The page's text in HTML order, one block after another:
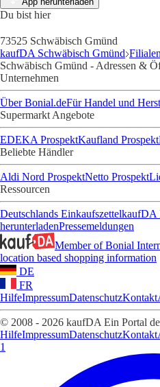
Du bist hier
73525 Schwäbisch Gmünd
kaufDA Schwäbisch Gmünd Filialen
Schwäbisch Gmünd - Adressen &
Unternehmen
Über Bonial.deFür Handel und
Supermarkt Angebote
EDEKA ProspektKaufland Prospekt
Beliebte Händler
Aldi Nord ProspektNetto Prospekt
Ressourcen
Deutschlands EinkaufszettelkaufDA
herunterladenPressemeldungen
Member of Bonial
location based shopping information
DE
FR
HilfeImpressumDatenschutzKontakt
© 2008 - 2026 kaufDA Ein Portal
HilfeImpressumDatenschutzKontakt
1